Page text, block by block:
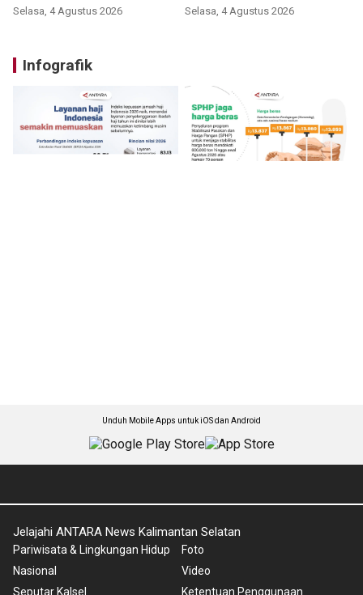
Selasa, 4 Agustus 2026 Selasa, 4 Agustus 2026
Infografik
Unduh Mobile Apps untuk iOS dan Android
Jelajahi ANTARA News Kalimantan Selatan
Pariwisata & Lingkungan Hidup
Nasional
Seputar Kalsel
Foto
Video
Ketentuan Penggunaan